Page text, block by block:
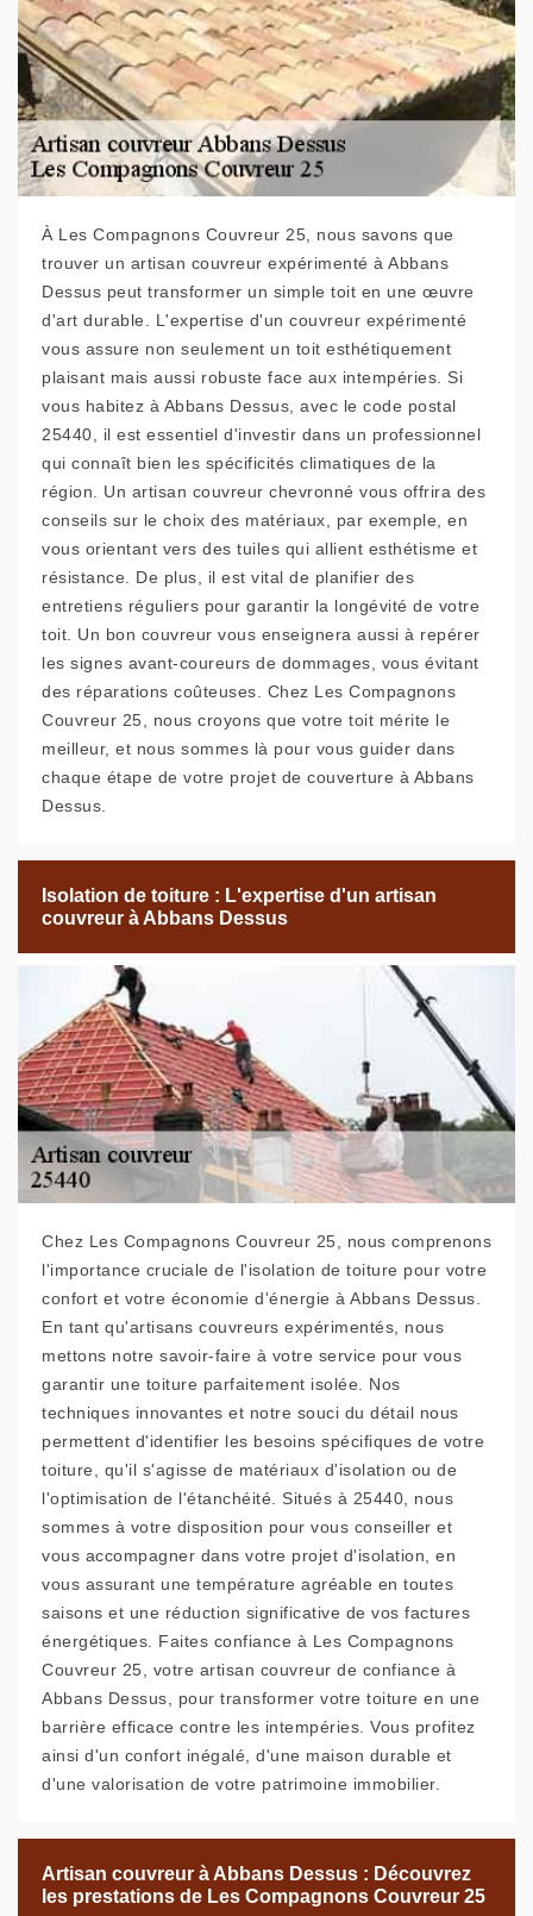
À Les Compagnons Couvreur 25, nous savons que
trouver un artisan couvreur expérimenté à Abbans
Dessus peut transformer un simple toit en une œuvre
d'art durable. L'expertise d'un couvreur expérimenté
vous assure non seulement un toit esthétiquement
plaisant mais aussi robuste face aux intempéries. Si
vous habitez à Abbans Dessus, avec le code postal
25440, il est essentiel d'investir dans un professionnel
qui connaît bien les spécificités climatiques de la
région. Un artisan couvreur chevronné vous offrira des
conseils sur le choix des matériaux, par exemple, en
vous orientant vers des tuiles qui allient esthétisme et
résistance. De plus, il est vital de planifier des
entretiens réguliers pour garantir la longévité de votre
toit. Un bon couvreur vous enseignera aussi à repérer
les signes avant-coureurs de dommages, vous évitant
des réparations coûteuses. Chez Les Compagnons
Couvreur 25, nous croyons que votre toit mérite le
meilleur, et nous sommes là pour vous guider dans
chaque étape de votre projet de couverture à Abbans
Dessus.
Isolation de toiture : L'expertise d'un artisan
couvreur à Abbans Dessus
Chez Les Compagnons Couvreur 25, nous comprenons
l'importance cruciale de l'isolation de toiture pour votre
confort et votre économie d'énergie à Abbans Dessus.
En tant qu'artisans couvreurs expérimentés, nous
mettons notre savoir-faire à votre service pour vous
garantir une toiture parfaitement isolée. Nos
techniques innovantes et notre souci du détail nous
permettent d'identifier les besoins spécifiques de votre
toiture, qu'il s'agisse de matériaux d'isolation ou de
l'optimisation de l'étanchéité. Situés à 25440, nous
sommes à votre disposition pour vous conseiller et
vous accompagner dans votre projet d'isolation, en
vous assurant une température agréable en toutes
saisons et une réduction significative de vos factures
énergétiques. Faites confiance à Les Compagnons
Couvreur 25, votre artisan couvreur de confiance à
Abbans Dessus, pour transformer votre toiture en une
barrière efficace contre les intempéries. Vous profitez
ainsi d'un confort inégalé, d'une maison durable et
d'une valorisation de votre patrimoine immobilier.
Artisan couvreur à Abbans Dessus : Découvrez
les prestations de Les Compagnons Couvreur 25